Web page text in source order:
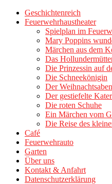
Geschichtenreich
Feuerwehrhaustheater
Spielplan im
Mary Poppins
Märchen aus dem
Das
Die Prinzessin auf
Die Schneekönigin
Der
Der gestiefelte
Die roten Schuhe
Ein Märchen vom
Die Reise des
Café
Feuerwehrauto
Garten
Über uns
Kontakt & Anfahrt
Datenschutzerklärung